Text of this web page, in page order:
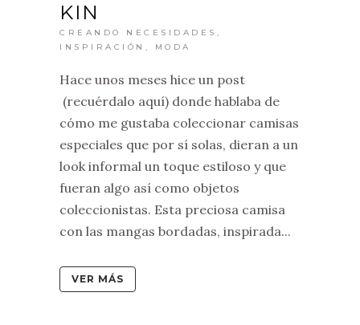
KIN
CREANDO NECESIDADES ,
INSPIRACIÓN , MODA
Hace unos meses hice un post
(recuérdalo aquí) donde hablaba de
cómo me gustaba coleccionar camisas
especiales que por sí solas, dieran a un
look informal un toque estiloso y que
fueran algo así como objetos
coleccionistas. Esta preciosa camisa
con las mangas bordadas, inspirada...
VER MÁS